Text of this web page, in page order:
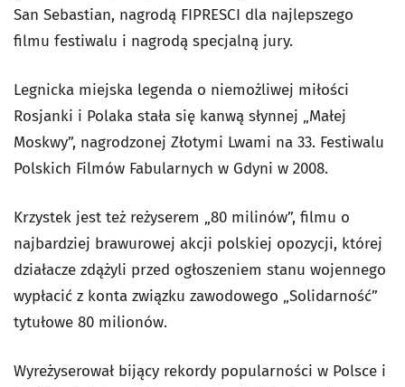
San Sebastian, nagrodą FIPRESCI dla najlepszego
filmu festiwalu i nagrodą specjalną jury.
Legnicka miejska legenda o niemożliwej miłości
Rosjanki i Polaka stała się kanwą słynnej „Małej
Moskwy”, nagrodzonej Złotymi Lwami na 33. Festiwalu
Polskich Filmów Fabularnych w Gdyni w 2008.
Krzystek jest też reżyserem „80 milinów”, filmu o
najbardziej brawurowej akcji polskiej opozycji, której
działacze zdążyli przed ogłoszeniem stanu wojennego
wypłacić z konta związku zawodowego „Solidarność”
tytułowe 80 milionów.
Wyreżyserował bijący rekordy popularności w Polsce i